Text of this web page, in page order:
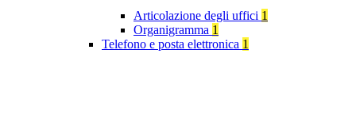
Articolazione degli uffici 1
Organigramma 1
Telefono e posta elettronica 1